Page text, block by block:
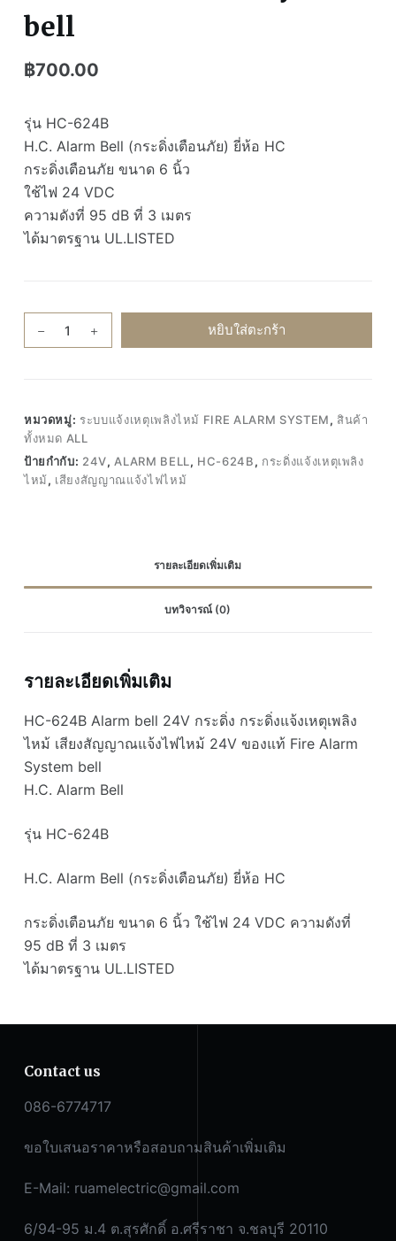
bell
฿700.00
รุ่น HC-624B
H.C. Alarm Bell (กระดิ่งเตือนภัย) ยี่ห้อ HC
กระดิ่งเตือนภัย ขนาด 6 นิ้ว
ใช้ไฟ 24 VDC
ความดังที่ 95 dB ที่ 3 เมตร
ได้มาตรฐาน UL.LISTED
HC-
24V
กระดิ่ง
24V
แท้
Fire
Alarm
System
ชิ้น
หยิบใส่ตะกร้า
หมวดหมู่: ระบบแจ้งเหตุเพลิงไหม้ FIRE ALARM SYSTEM, สินค้า
ทั้งหมด ALL
ป้ายกำกับ: 24V,ALARM BELL, HC-624B, กระดิ่งแจ้งเหตุเพลิง
ไหม้, เสียงสัญญาณแจ้งไฟไหม้
รายละเอียดเพิ่มเติม
บทวิจารณ์ (0)
รายละเอียดเพิ่มเติม
HC-624B Alarm bell 24V กระดิ่ง กระดิ่งแจ้งเหตุเพลิง
ไหม้ เสียงสัญญาณแจ้งไฟไหม้ 24V ของแท้ Fire Alarm
System bell
H.C. Alarm Bell
รุ่น HC-624B
H.C. Alarm Bell (กระดิ่งเตือนภัย) ยี่ห้อ HC
กระดิ่งเตือนภัย ขนาด 6 นิ้ว ใช้ไฟ 24 VDC ความดังที่
95 dB ที่ 3 เมตร
ได้มาตรฐาน UL.LISTED
Contact us
086-6774717
ขอใบเสนอราคาหรือสอบถามสินค้าเพิ่มเติม
E-Mail: ruamelectric@gmail.com
6/94-95 ม.4 ต.สุรศักดิ์ อ.ศรีราชา จ.ชลบุรี 20110